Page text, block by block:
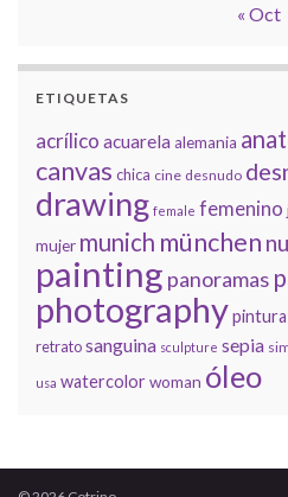
« Oct
ETIQUETAS
acrílico acuarela alemania
canvas chica cine desnudo
drawing female femenino
mujer munich münchen
painting panoramas
photographypintura
retratosanguina sculpture sepia
usa watercolorwoman óleo